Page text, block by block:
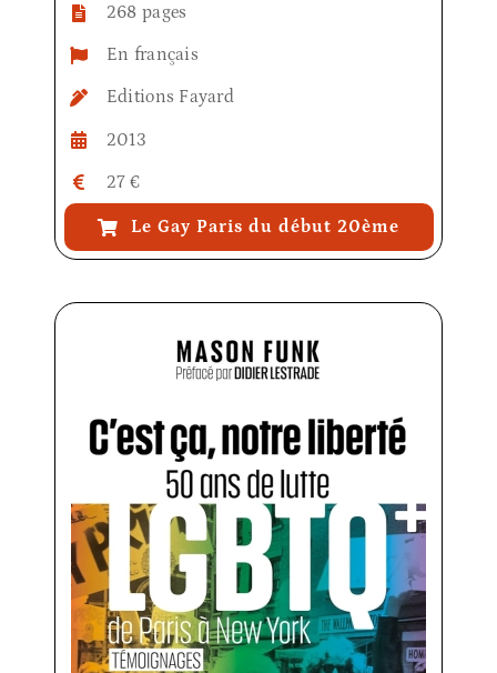
268 pages
En français
Editions Fayard
2013
27 €
Le Gay Paris du début 20ème